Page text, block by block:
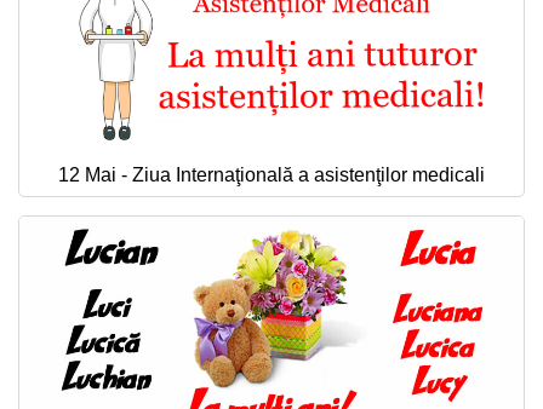
12 Mai - Ziua Internaţională a asistenţilor medicali